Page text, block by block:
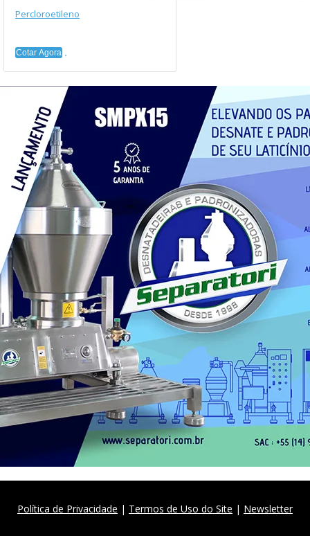
Percloroetileno
Cotar Agora
Política de Privacidade | Termos de Uso do Site | Newsletter